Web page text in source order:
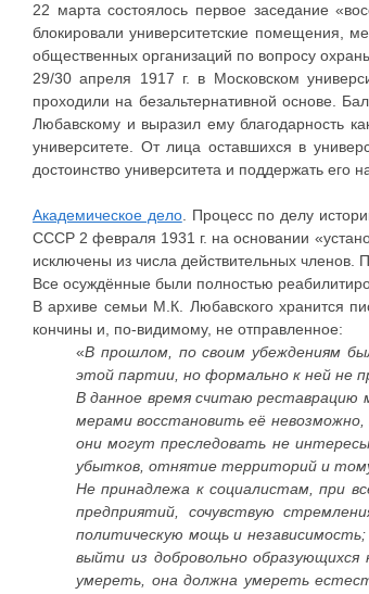
22 марта состоялось первое заседание
блокировали университетские помещения,
общественных организаций по вопросу
29/30 апреля 1917 г. в Московском
проходили на безальтернативной основе.
Любавскому и выразил ему благодарность
университете. От лица оставшихся в
достоинство университета и поддержать его
Академическое дело. Процесс по делу
СССР 2 февраля 1931 г. на основании
исключены из числа действительных
Все осуждённые были полностью
В архиве семьи М.К. Любавского хранится
кончины и, по-видимому, не отправленное:
«В прошлом, по своим убеждениям
этой партии, но формально к ней не
В данное время считаю реставрацию
мерами восстановить её
они могут преследовать не
убытков, отнятие территорий и
Не принадлежа к социалистам, при
предприятий, сочувствую
политическую мощь и
выйти из добровольно
умереть, она должна умереть